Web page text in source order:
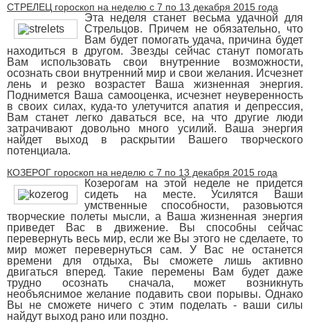
СТРЕЛЕЦ гороскоп на неделю с 7 по 13 декабря 2015 года
Эта неделя станет весьма удачной для
Стрельцов. Причем не обязательно, что
Вам будет помогать удача, причина будет
находиться в другом. Звезды сейчас станут помогать
Вам использовать свои внутренние возможности,
осознать свои внутренний мир и свои желания. Исчезнет
лень и резко возрастет Ваша жизненная энергия.
Поднимется Ваша самооценка, исчезнет неуверенность
в своих силах, куда-то улетучится апатия и депрессия,
Вам станет легко даваться все, на что другие люди
затрачивают довольно много усилий. Ваша энергия
найдет выход в раскрытии Вашего творческого
потенциала.
КОЗЕРОГ гороскоп на неделю с 7 по 13 декабря 2015 года
Козерогам на этой неделе не придется
сидеть на месте. Усилятся Ваши
умственные способности, разовьются
творческие полеты мысли, а Ваша жизненная энергия
приведет Вас в движение. Вы способны сейчас
перевернуть весь мир, если же Вы этого не сделаете, то
мир может перевернуться сам. У Вас не останется
времени для отдыха, Вы сможете лишь активно
двигаться вперед. Такие перемены Вам будет даже
трудно осознать сначала, может возникнуть
необъяснимое желание подавить свои порывы. Однако
Вы не сможете ничего с этим поделать - ваши силы
найдут выход рано или поздно.